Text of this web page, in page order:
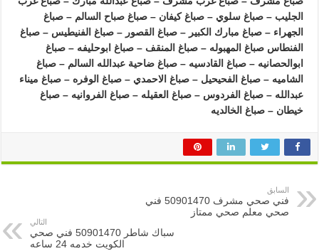
الجليب – صباغ سلوي – صباغ كيفان – صباغ صباح السالم – صباغ
الجهراء – صباغ مبارك الكبير – صباغ القصور – صباغ الفنيطيس – صباغ
الفنطاس صباغ المهبوله – صباغ المنقف – صباغ ابوحليفه – صباغ
ابوالحصانيه – صباغ القادسيه – صباغ ضاحية عبدالله السالم – صباغ
الشاميه – صباغ الفحيحيل – صباغ الاحمدي – صباغ الوفره – صباغ ميناء
عبدالله – صباغ الفردوس – صباغ العقيله – صباغ الفروانيه – صباغ
خيطان – صباغ الخالديه
السابق
فني صحي مشرف 50901470 فني
صحي معلم صحي ممتاز
التالي
سباك شاطر 50901470 فني صحي
الكويت خدمه 24 ساعه